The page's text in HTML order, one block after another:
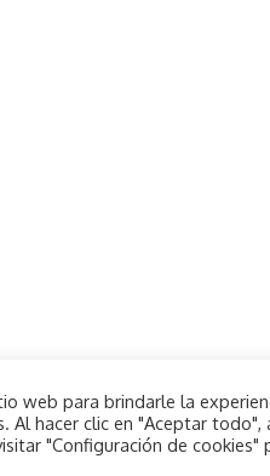
web para brindarle la
Al hacer clic en "Aceptar
"Configuración de cookies"